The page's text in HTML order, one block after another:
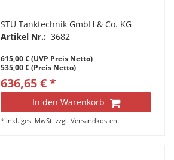
STU Tanktechnik GmbH & Co. KG
Artikel Nr.: 3682
615,00 €(UVP Preis Netto)
535,00 € (Preis Netto)
636,65 € *
In den Warenkorb
* inkl. ges. MwSt. zzgl.Versandkosten